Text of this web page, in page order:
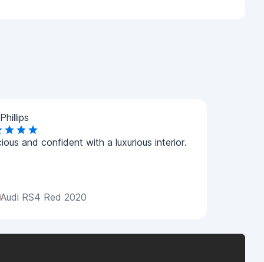
and confident with a luxurious interior.
Audi RS4 Red 2020